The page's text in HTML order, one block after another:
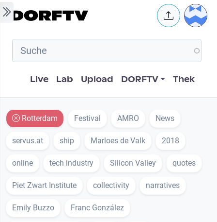
Skip to main content User
Hauptnavigation
Live Lab Upload DORFTV Thek
Rotterdam Festival AMRO News
servus.at ship Marloes de Valk 2018
online tech industry Silicon Valley quotes
Piet Zwart Institute collectivity narratives
Emily Buzzo Franc González